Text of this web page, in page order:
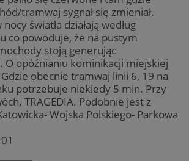
tramwaj sygnał się zmieniał.
światła działają według
co powoduje, że na pustym
stoją generując
O opóźnianiu kominikacji miejskiej
obecnie tramwaj linii 6, 19 na
potrzebuje niekiedy 5 min. Przy
TRAGEDIA. Podobnie jest z
Wojska Polskiego- Parkowa